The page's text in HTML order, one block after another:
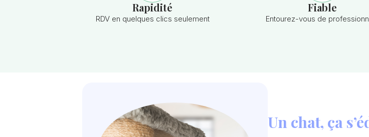
Rapidité
RDV en quelques clics seulement
Fiable
Entourez-vous de
Un chat, ça